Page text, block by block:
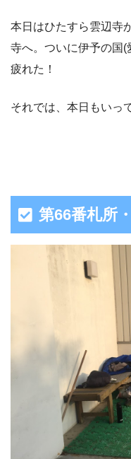
本日はひたすら雲辺寺
寺へ。ついに伊予の国(
疲れた！
それでは、本日もいっ
第66番札所